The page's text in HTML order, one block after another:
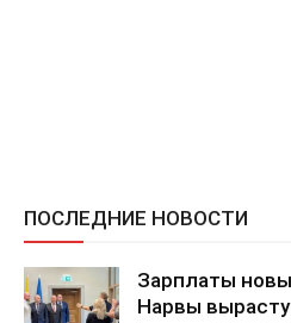
ПОСЛЕДНИЕ НОВОСТИ
Зарплаты
Нарвы